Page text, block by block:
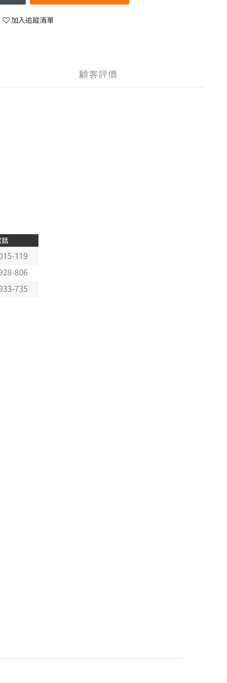
加入追蹤清單
顧客評價